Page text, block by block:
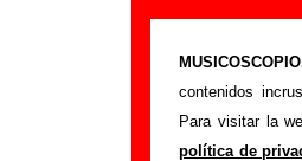
contenidos
Para visitar la
política de
Le Mans -
Portada >Le Mans
Si tienes
siguiente